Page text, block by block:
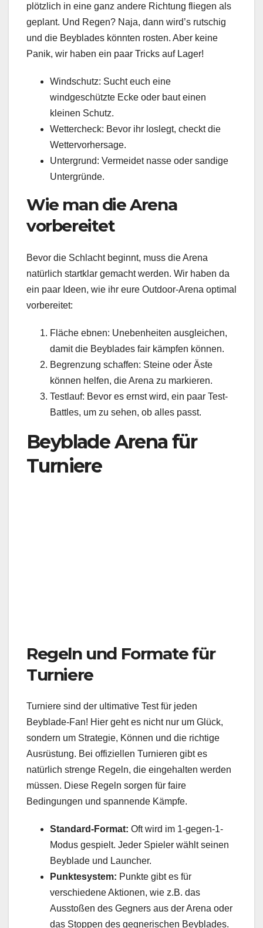
plötzlich in eine ganz andere Richtung fliegen als
geplant. Und Regen? Naja, dann wird’s rutschig
und die Beyblades könnten rosten. Aber keine
Panik, wir haben ein paar Tricks auf Lager!
Windschutz: Sucht euch eine
windgeschützte Ecke oder baut einen
kleinen Schutz.
Wettercheck: Bevor ihr loslegt, checkt die
Wettervorhersage.
Untergrund: Vermeidet nasse oder sandige
Untergründe.
Wie man die Arena
vorbereitet
Bevor die Schlacht beginnt, muss die Arena
natürlich startklar gemacht werden. Wir haben da
ein paar Ideen, wie ihr eure Outdoor-Arena optimal
vorbereitet:
Fläche ebnen: Unebenheiten ausgleichen,
damit die Beyblades fair kämpfen können.
Begrenzung schaffen: Steine oder Äste
können helfen, die Arena zu markieren.
Testlauf: Bevor es ernst wird, ein paar Test-
Battles, um zu sehen, ob alles passt.
Beyblade Arena für
Turniere
Regeln und Formate für
Turniere
Turniere sind der ultimative Test für jeden
Beyblade-Fan! Hier geht es nicht nur um Glück,
sondern um Strategie, Können und die richtige
Ausrüstung. Bei offiziellen Turnieren gibt es
natürlich strenge Regeln, die eingehalten werden
müssen. Diese Regeln sorgen für faire
Bedingungen und spannende Kämpfe.
Standard-Format: Oft wird im 1-gegen-1-
Modus gespielt. Jeder Spieler wählt seinen
Beyblade und Launcher.
Punktesystem: Punkte gibt es für
verschiedene Aktionen, wie z.B. das
Ausstoßen des Gegners aus der Arena oder
das Stoppen des gegnerischen Beyblades.